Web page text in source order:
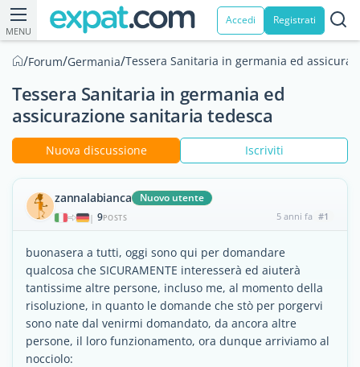
MENU
Accedi Registrati
/Forum/Germania/Tessera Sanitaria in germania ed
Tessera Sanitaria in germania ed
assicurazione sanitaria tedesca
Nuova discussione Iscriviti
zannalabianca Nuovo utente
| 9POSTS 5 anni fa #1
buonasera a tutti, oggi sono qui per domandare
qualcosa che SICURAMENTE interesserà ed aiuterà
tantissime altre persone, incluso me, al momento della
risoluzione, in quanto le domande che stò per porgervi
sono nate dal venirmi domandato, da ancora altre
persone, il loro funzionamento, ora dunque arriviamo al
nocciolo: